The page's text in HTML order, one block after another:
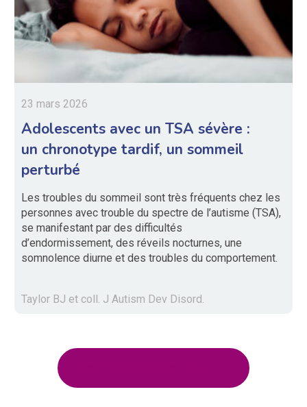
23 mars 2026
Adolescents avec un TSA sévère :
un chronotype tardif, un sommeil
perturbé
Les troubles du sommeil sont très fréquents chez les
personnes avec trouble du spectre de l’autisme (TSA),
se manifestant par des difficultés
d’endormissement, des réveils nocturnes, une
somnolence diurne et des troubles du comportement.
Taylor BJ et coll. J Autism Dev Disord.